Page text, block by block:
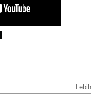
Lebih